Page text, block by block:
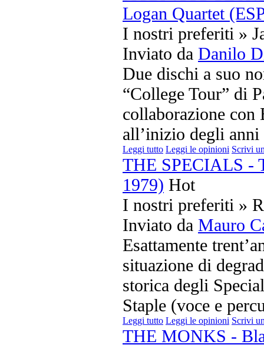
Logan Quartet
I nostri preferiti »
Inviato da Danilo
Due dischi a suo
“College Tour” di
collaborazione
all’inizio degli anni
Leggi tutto Leggi le opinioni Scrivi
THE SPECIALS -
1979) Hot
I nostri preferiti »
Inviato da Mauro
Esattamente
situazione di
storica degli
Staple (voce e
Leggi tutto Leggi le opinioni Scrivi
THE MONKS -